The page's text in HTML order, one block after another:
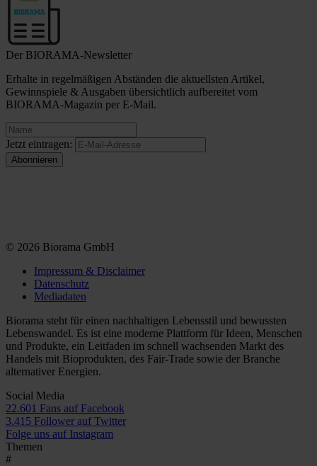
Der BIORAMA-Newsletter
Erhalte in regelmäßigen Abständen die aktuellsten Artikel,
Gewinnspiele & Ausgaben übersichtlich aufbereitet vom
BIORAMA-Magazin per E-Mail.
Jetzt eintragen:
© 2026 Biorama GmbH
Impressum & Disclaimer
Datenschutz
Mediadaten
Biorama steht für einen nachhaltigen Lebensstil und bewussten
Lebenswandel. Es ist eine moderne Plattform für Ideen, Menschen
und Produkte, ein Leitfaden im schnell wachsenden Markt des
Handels mit Bioprodukten, des Fair-Trade sowie der Branche
alternativer Energien.
Social Media
22.601 Fans auf Facebook
3.415 Follower auf Twitter
Folge uns auf Instagram
Themen
#